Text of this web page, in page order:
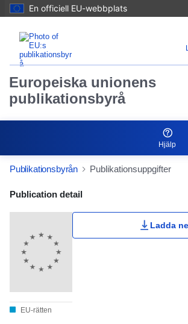
En officiell EU-webbplats
Europeiska unionens
publikationsbyrå
Hjälp
Publikationsbyrån Publikationsuppgifter
Publication Detail Actions
Publication detail
EU-rätten
Ladda